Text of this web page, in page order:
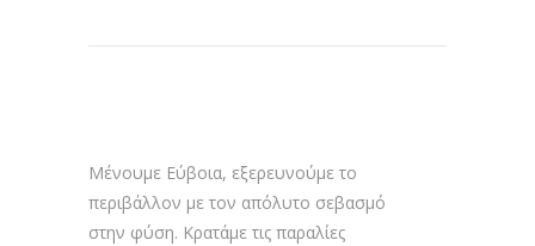
Μένουμε Εύβοια, εξερευνούμε το
περιβάλλον με τον απόλυτο σεβασμό
στην φύση. Κρατάμε τις παραλίες